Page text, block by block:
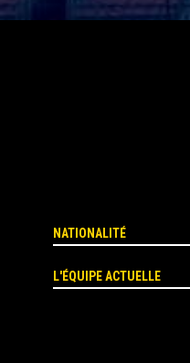
NATIONALITÉ
L'ÉQUIPE ACTUELLE